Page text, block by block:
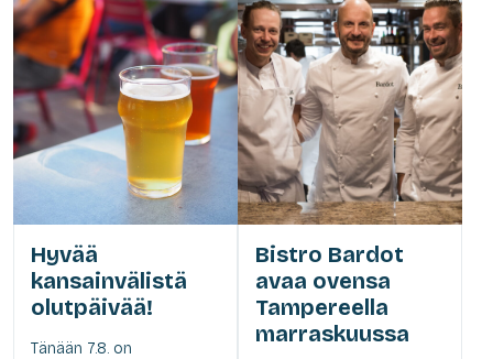
Hyvää
kansainvälistä
olutpäivää!
Tänään 7.8. on
Bistro Bardot
avaa ovensa
Tampereella
marraskuussa